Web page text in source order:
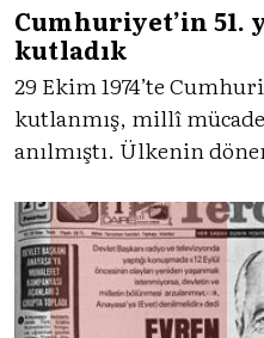
Cumhuriyet’in 51.
kutladık
29 Ekim 1974’te
kutlanmış, millî
anılmıştı. Ülkenin
yani 30 Ekim 1974’ün
birlikte tanık olalım.